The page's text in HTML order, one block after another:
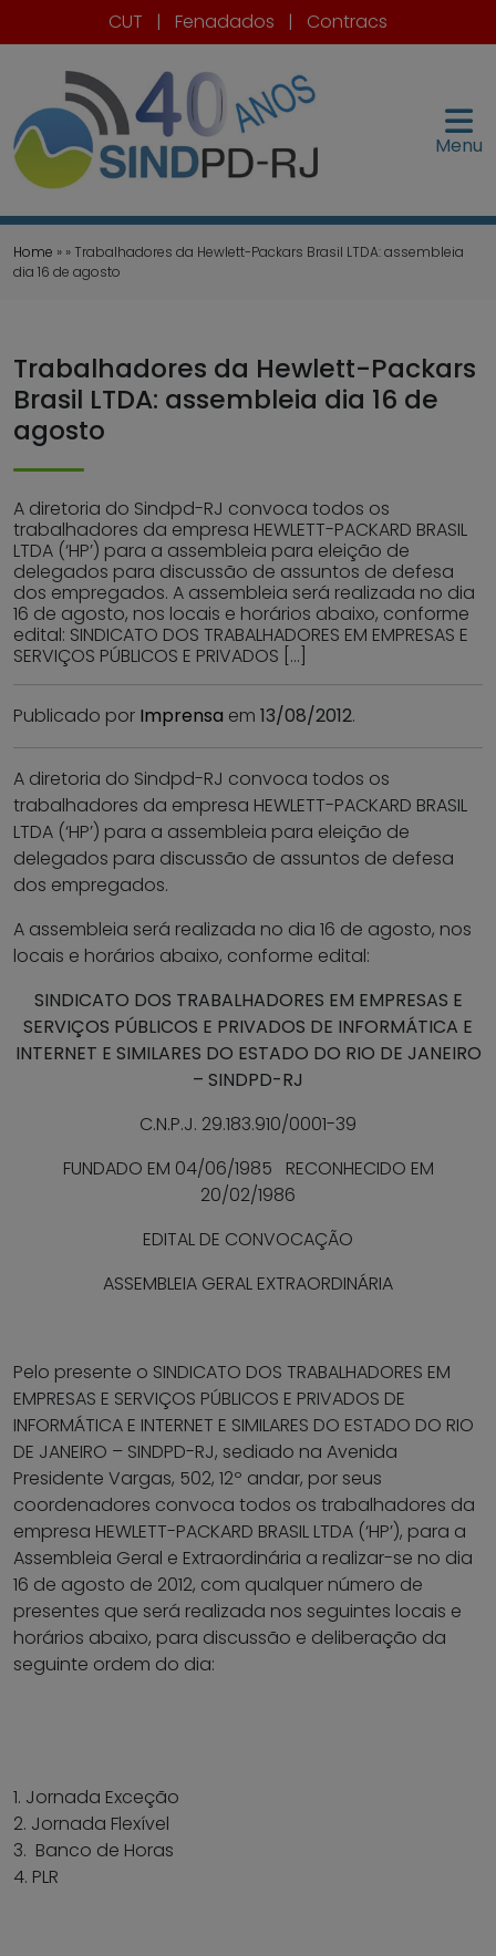
CUT | Fenadados | Contracs
Menu
Home » » Trabalhadores da Hewlett-Packars Brasil LTDA: assembleia
dia 16 de agosto
Trabalhadores da Hewlett-Packars
Brasil LTDA: assembleia dia 16 de
agosto
A diretoria do Sindpd-RJ convoca todos os
trabalhadores da empresa HEWLETT-PACKARD BRASIL
LTDA (‘HP’) para a assembleia para eleição de
delegados para discussão de assuntos de defesa
dos empregados. A assembleia será realizada no dia
16 de agosto, nos locais e horários abaixo, conforme
edital: SINDICATO DOS TRABALHADORES EM EMPRESAS E
SERVIÇOS PÚBLICOS E PRIVADOS […]
Publicado por Imprensa em 13/08/2012.
A diretoria do Sindpd-RJ convoca todos os
trabalhadores da empresa HEWLETT-PACKARD BRASIL
LTDA (‘HP’) para a assembleia para eleição de
delegados para discussão de assuntos de defesa
dos empregados.
A assembleia será realizada no dia 16 de agosto, nos
locais e horários abaixo, conforme edital:
SINDICATO DOS TRABALHADORES EM EMPRESAS E
SERVIÇOS PÚBLICOS E PRIVADOS DE INFORMÁTICA E
INTERNET E SIMILARES DO ESTADO DO RIO DE JANEIRO
– SINDPD-RJ
C.N.P.J. 29.183.910/0001-39
FUNDADO EM 04/06/1985
RECONHECIDO EM
20/02/1986
EDITAL DE CONVOCAÇÃO
ASSEMBLEIA GERAL EXTRAORDINÁRIA
Pelo presente o SINDICATO DOS TRABALHADORES EM
EMPRESAS E SERVIÇOS PÚBLICOS E PRIVADOS DE
INFORMÁTICA E INTERNET E SIMILARES DO ESTADO DO RIO
DE JANEIRO – SINDPD-RJ, sediado na Avenida
Presidente Vargas, 502, 12º andar, por seus
coordenadores convoca todos os trabalhadores da
empresa HEWLETT-PACKARD BRASIL LTDA (‘HP’), para a
Assembleia Geral e Extraordinária a realizar-se no dia
16 de agosto de 2012, com qualquer número de
presentes que será realizada nos seguintes locais e
horários abaixo, para discussão e deliberação da
seguinte ordem do dia:
1. Jornada Exceção
2. Jornada Flexível
3. Banco de Horas
4. PLR